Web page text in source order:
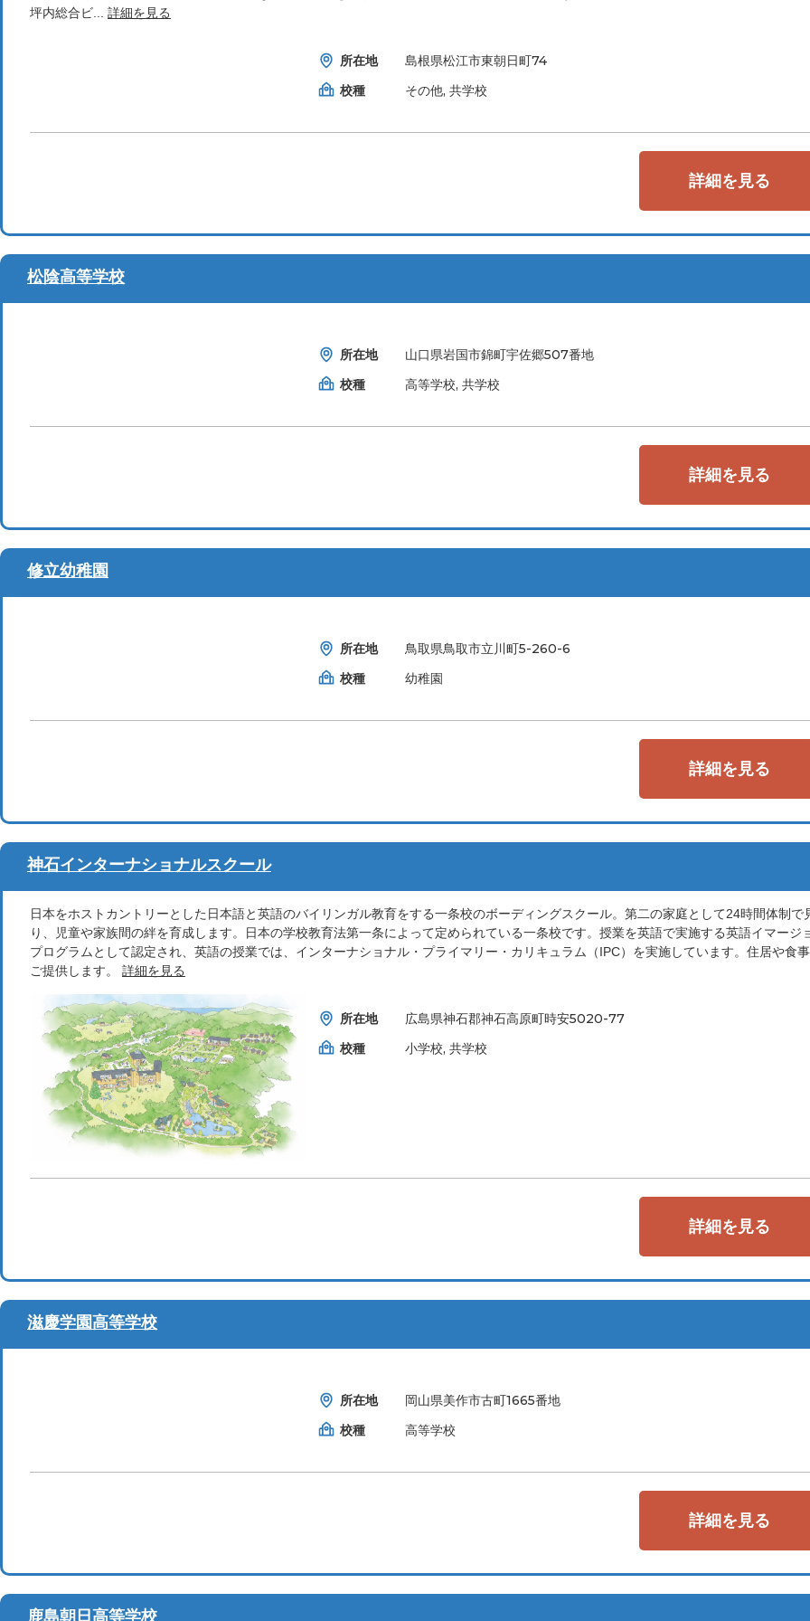
坪内総合ビ... 詳細を見る
所在地
島根県松江市東朝日町74
校種
その他, 共学校
詳細を見る
松陰高等学校
所在地
山口県岩国市錦町宇佐郷507番地
校種
高等学校, 共学校
詳細を見る
修立幼稚園
所在地
鳥取県鳥取市立川町5-260-6
校種
幼稚園
詳細を見る
神石インターナショナルスクール
日本をホストカントリーとした日本語と英語のバイリンガル教育をする一条校のボーディングスクール。第二の家庭として24時間体制で
り、児童や家族間の絆を育成します。日本の学校教育法第一条によって定められている一条校です。授業を英語で実施する英語イマージ
プログラムとして認定され、英語の授業では、インターナショナル・プライマリー・カリキュラム（IPC）を実施しています。住居や食
ご提供します。 詳細を見る
所在地
広島県神石郡神石高原町時安5020-77
校種
小学校, 共学校
詳細を見る
滋慶学園高等学校
所在地
岡山県美作市古町1665番地
校種
高等学校
詳細を見る
鹿島朝日高等学校